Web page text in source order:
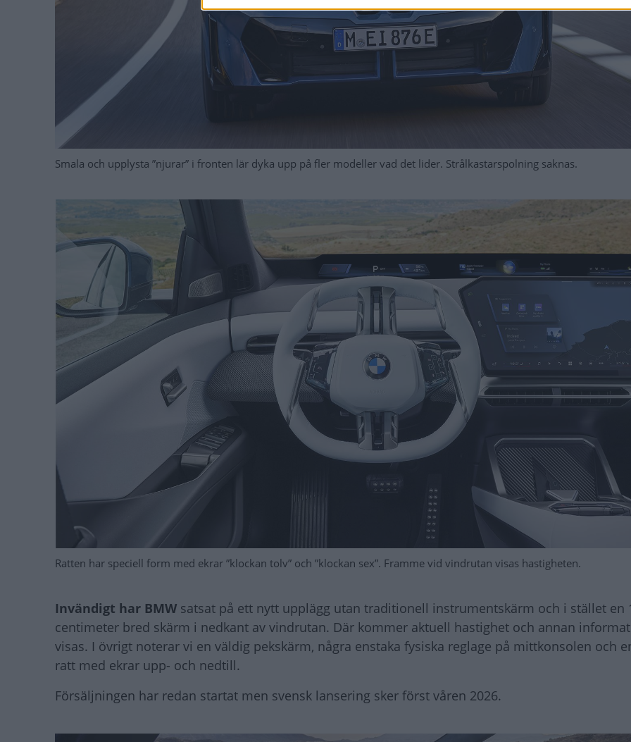
Smala och upplysta ”njurar” i fronten lär dyka upp på fler modeller vad det lider. Strålkastarspolning saknas.
Ratten har speciell form med ekrar ”klockan tolv” och ”klockan sex”. Framme vid vindrutan visas hastigheten.
Invändigt har BMW satsat på ett nytt upplägg utan traditionell instrumentskärm och i stället en
centimeter bred skärm i nedkant av vindrutan. Där kommer aktuell hastighet och annan
visas. I övrigt noterar vi en väldig pekskärm, några enstaka fysiska reglage på mittkonsolen och
ratt med ekrar upp- och nedtill.
Försäljningen har redan startat men svensk lansering sker först våren 2026.